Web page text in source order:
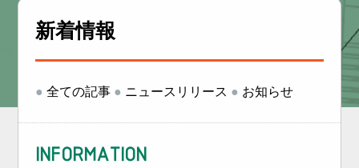
新着情報
●全ての記事 ● ニュースリリース ● お知らせ
INFORMATION